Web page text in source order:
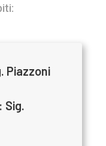
Piazzoni
Sig.